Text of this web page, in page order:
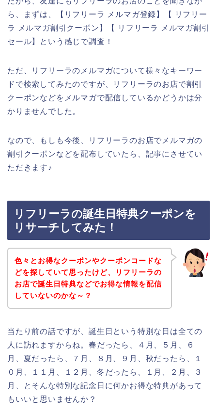
ら、まずは、【リフリーラ メルマガ登録】【 リフリー
ラ メルマガ割引クーポン】【 リフリーラ メルマガ割引
セール】という感じで調査！
ただ、リフリーラのメルマガについて様々なキーワー
ドで検索してみたのですが、リフリーラのお店で割引
クーポンなどをメルマガで配信しているかどうかは分
かりませんでした。
なので、もしも今後、リフリーラのお店でメルマガの
割引クーポンなどを配布していたら、記事にさせてい
ただきます♪
リフリーラの誕生日特典クーポンを
リサーチしてみた！
色々とお得なクーポンやクーポンコードな
どを探していて思ったけど、リフリーラの
お店で誕生日特典などでお得な情報を配信
していないのかな～？
当たり前の話ですが、誕生日という特別な日は全ての
人に訪れますからね。春だったら、４月、５月、６
月、夏だったら、７月、８月、９月、秋だったら、１
０月、１１月、１２月、冬だったら、１月、２月、３
月、とそんな特別な記念日に何かお得な特典があって
もいいと思いませんか？